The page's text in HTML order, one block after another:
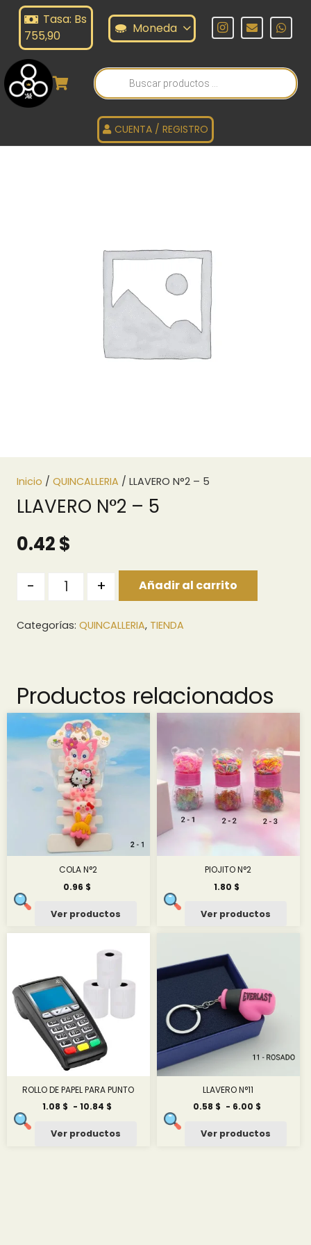
Tasa: Bs
755,90
Moneda
Búsqueda
de
productos
CUENTA / REGISTRO
Inicio / QUINCALLERIA / LLAVERO N°2 – 5
LLAVERO N°2 – 5
0.42$
- + Añadir al carrito
Categorías: QUINCALLERIA, TIENDA
Productos relacionados
COLA N°2
0.96 $
Ver productos
PIOJITO N°2
1.80 $
Ver productos
ROLLO DE PAPEL PARA PUNTO
1.08 $ - 10.84 $
desde
Ver productos
LLAVERO N°11
0.58 $ - 6.00 $
desde
Ver productos